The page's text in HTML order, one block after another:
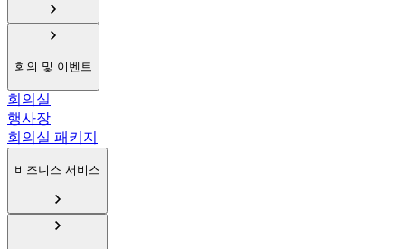
회의 및 이벤트
회의실
행사장
회의실 패키지
비즈니스 서비스